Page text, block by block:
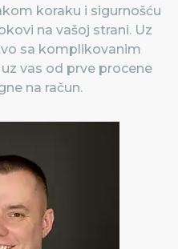
koraku i sigurnošću
na vašoj strani. Uz
sa komplikovanim
vas od prve procene
na račun.